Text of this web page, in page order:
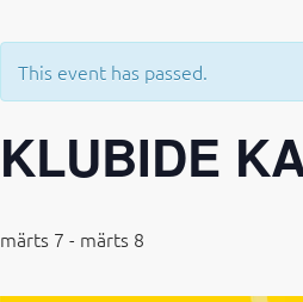
This event has passed.
KLUBIDE
märts 7 - märts 8